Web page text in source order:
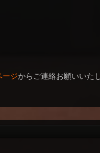
ージからご連絡お願いいた